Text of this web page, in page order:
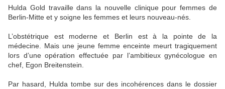
Hulda Gold travaille dans la nouvelle clinique pour femmes de
Berlin-Mitte et y soigne les femmes et leurs nouveau-nés.
L’obstétrique est moderne et Berlin est à la pointe de la
médecine. Mais une jeune femme enceinte meurt tragiquement
lors d’une opération effectuée par l’ambitieux gynécologue en
chef, Egon Breitenstein.
Par hasard, Hulda tombe sur des incohérences dans le dossier